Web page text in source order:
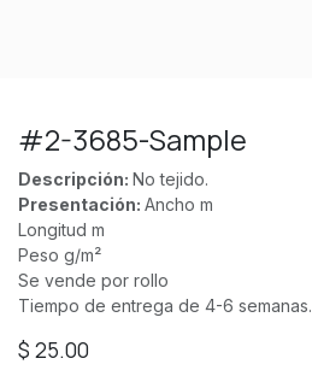
#2-3685-Sample
Descripción: No tejido.
Presentación: Ancho m
Longitud m
Peso g/m²
Se vende por rollo
Tiempo de entrega de 4-6 semanas.
$ 25.00